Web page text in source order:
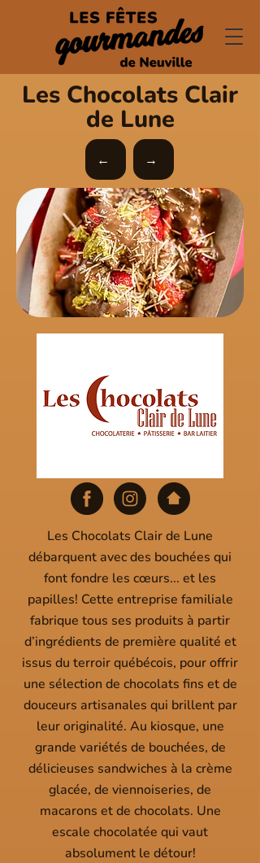
Les Chocolats Clair
de Lune
← →
Les Chocolats Clair de Lune
débarquent avec des bouchées qui
font fondre les cœurs... et les
papilles! Cette entreprise familiale
fabrique tous ses produits à partir
d’ingrédients de première qualité et
issus du terroir québécois, pour offrir
une sélection de chocolats fins et de
douceurs artisanales qui brillent par
leur originalité. Au kiosque, une
grande variétés de bouchées, de
délicieuses sandwiches à la crème
glacée, de viennoiseries, de
macarons et de chocolats. Une
escale chocolatée qui vaut
absolument le détour!